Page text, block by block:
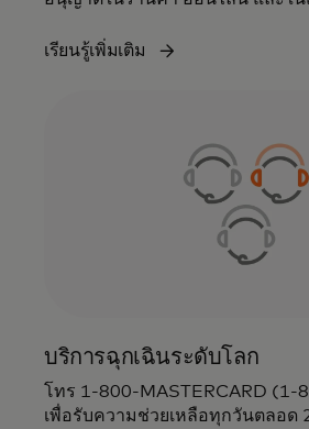
เรียนรู้เพิ่มเติม
บริการฉุกเฉินระดับโลก
โทร 1-800-MASTERCARD
เพื่อรับความช่วยเหลือทุกวันตลอด